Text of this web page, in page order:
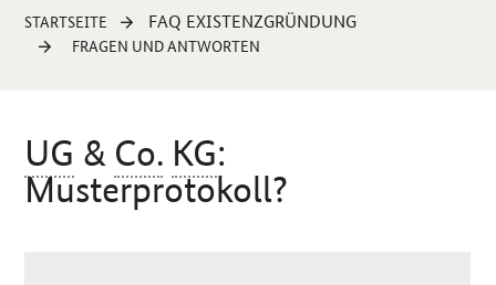
Sie
sind
STARTSEITE FAQ EXISTENZGRÜNDUNG
FRAGEN UND ANTWORTEN
UG & Co. KG:
Musterprotokoll?